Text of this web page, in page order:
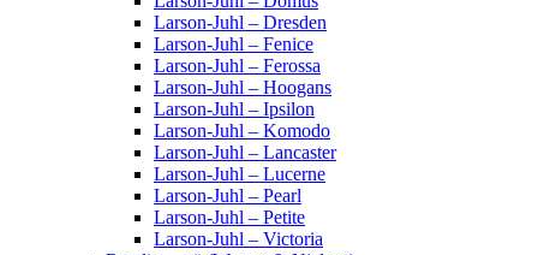
Larson-Juhl – Dresden
Larson-Juhl – Fenice
Larson-Juhl – Ferossa
Larson-Juhl – Hoogans
Larson-Juhl – Ipsilon
Larson-Juhl – Komodo
Larson-Juhl – Lancaster
Larson-Juhl – Lucerne
Larson-Juhl – Pearl
Larson-Juhl – Petite
Larson-Juhl – Victoria